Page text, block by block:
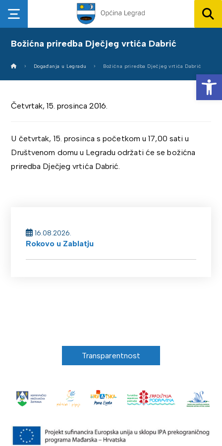
Božićna priredba Dječjeg vrtića Dabrić
Događanja u Legradu Božićna priredba Dječjeg vrtića Dabrić
Četvrtak, 15. prosinca 2016.
U četvrtak, 15. prosinca s početkom u 17,00 sati u
Društvenom domu u Legradu održati će se božićna
priredba Dječjeg vrtića Dabrić.
16.08.2026.
Rokovo u Zablatju
Transparentnost